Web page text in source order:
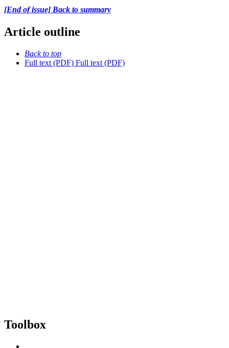
[End of issue] Back to summary
Article outline
Back to top
Full text (PDF) Full text (PDF)
Toolbox